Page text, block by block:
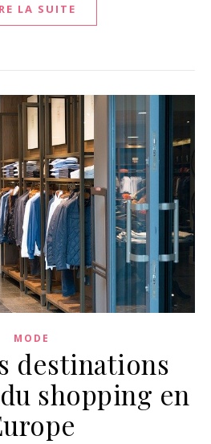
LA SUITE
MODE
destinations
shopping en